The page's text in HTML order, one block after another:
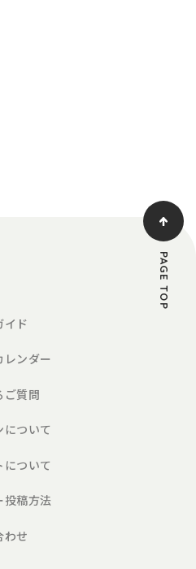
イド
レンダー
ご質問
について
について
投稿方法
わせ
PAGE TOP